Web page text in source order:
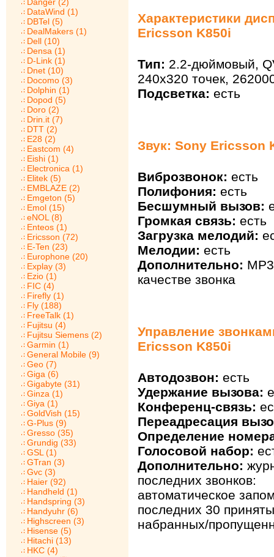
DataWind (1)
DBTel (5)
DealMakers (1)
Dell (10)
Densa (1)
D-Link (1)
Dnet (10)
Docomo (3)
Dolphin (1)
Dopod (5)
Doro (2)
Drin.it (7)
DTT (2)
E28 (2)
Eastcom (4)
Eishi (1)
Electronica (1)
Elitek (5)
EMBLAZE (2)
Emgeton (5)
Emol (15)
eNOL (8)
Enteos (1)
Ericsson (72)
E-Ten (23)
Europhone (20)
Explay (3)
Ezio (1)
FIC (4)
Firefly (1)
Fly (188)
FreeTalk (1)
Fujitsu (4)
Fujitsu Siemens (2)
Garmin (1)
General Mobile (9)
Geo (7)
Giga (6)
Gigabyte (31)
Ginza (1)
Giya (1)
GoldVish (15)
G-Plus (9)
Gresso (35)
Grundig (33)
GSL (1)
GTran (3)
Gvc (3)
Haier (92)
Handheld (1)
Handspring (3)
Handyuhr (6)
Highscreen (3)
Hisense (5)
Hitachi (13)
HKC (4)
Характеристики
Ericsson K850i
Тип: 2.2-дюймовый,
240х320 точек,
Подсветка: есть
Звук: Sony Ericsson
Виброзвонок: есть
Полифония: есть
Бесшумный вызов:
Громкая связь: есть
Загрузка мелодий:
Мелодии: есть
Дополнительно:
качестве звонка
Управление
Ericsson K850i
Автодозвон: есть
Удержание вызова:
Конференц-связь:
Переадресация
Определение
Голосовой набор:
Дополнительно:
последних звонков:
автоматическое
последних 30
набранных/